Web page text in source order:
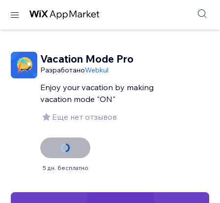
Vacation Mode Pro
РазработаноWebkul
Enjoy your vacation by making
vacation mode "ON"
Еще нет отзывов
5 дн. бесплатно